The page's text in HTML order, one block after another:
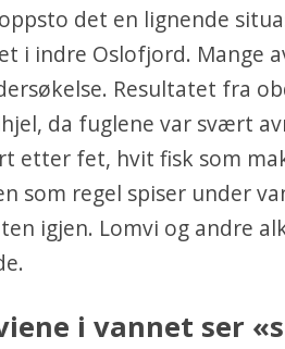
det en lignende
i indre Oslofjord. Mange
Resultatet fra
da fuglene var svært
etter fet, hvit fisk som
som regel spiser under
igjen. Lomvi og andre
i vannet ser